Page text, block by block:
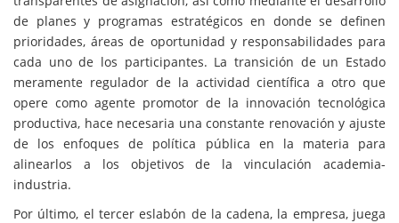
de planes y programas estratégicos en donde se definen
prioridades, áreas de oportunidad y responsabilidades para
cada uno de los participantes. La transición de un Estado
meramente regulador de la actividad científica a otro que
opere como agente promotor de la innovación tecnológica
productiva, hace necesaria una constante renovación y ajuste
de los enfoques de política pública en la materia para
alinearlos a los objetivos de la vinculación academia-
industria.
Por último, el tercer eslabón de la cadena, la empresa, juega